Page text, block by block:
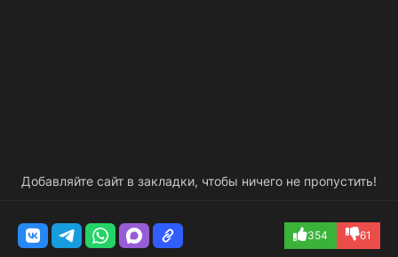
Добавляйте сайт в закладки, чтобы ничего не пропустить!
354 61